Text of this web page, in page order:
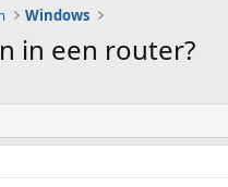
Windows
in een router?